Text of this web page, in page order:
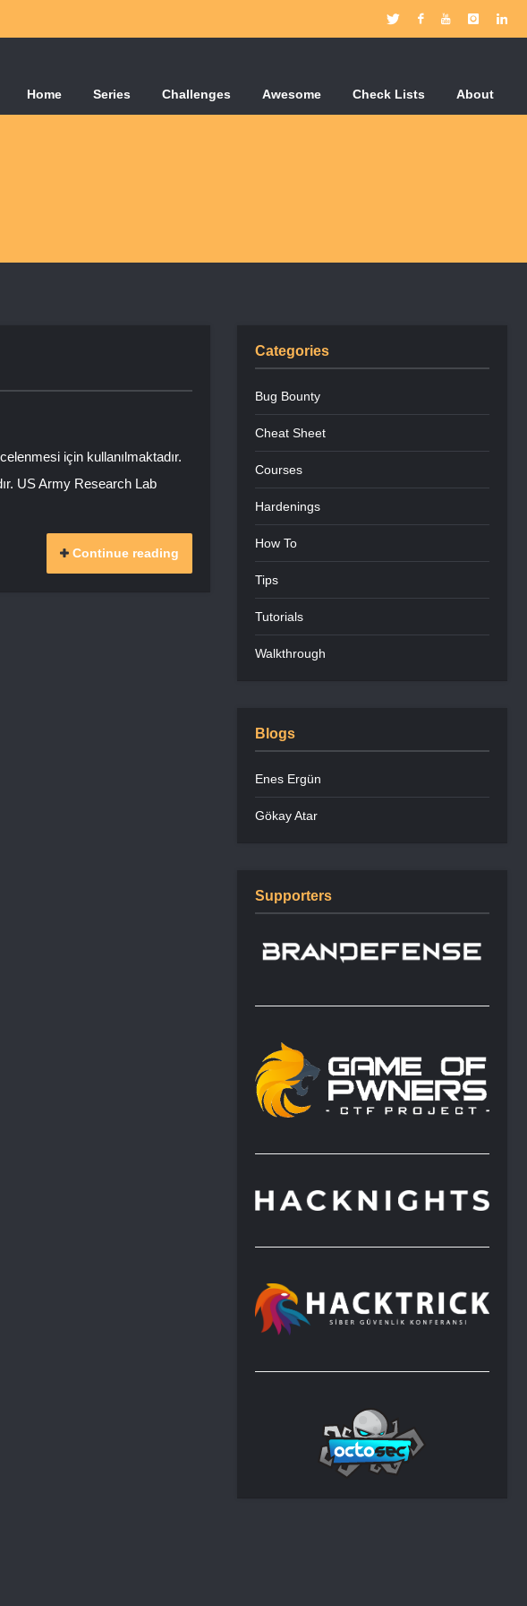
Home Series Challenges Awesome Check Lists About
için kullanılmaktadır.
US Army Research Lab
Continue reading
Categories
Bug Bounty
Cheat Sheet
Courses
Hardenings
How To
Tips
Tutorials
Walkthrough
Blogs
Enes Ergün
Gökay Atar
Supporters